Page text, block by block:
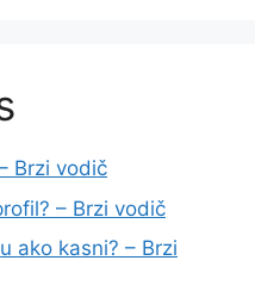
Brzi vodič
– Brzi vodič
ako kasni? – Brzi